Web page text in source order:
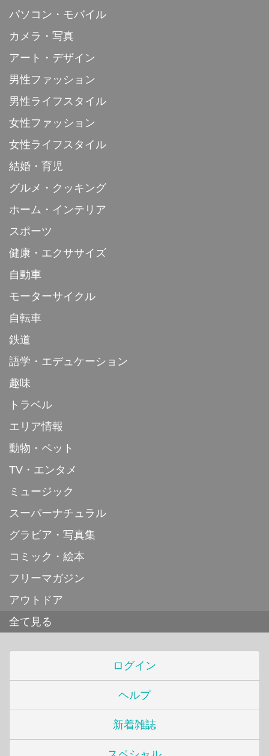
パソコン・モバイル
カメラ・写真
アート・デザイン
男性ファッション
男性ライフスタイル
女性ファッション
女性ライフスタイル
結婚・育児
グルメ・クッキング
ホーム・インテリア
スポーツ
健康・エクササイズ
自動車
モーターサイクル
自転車
鉄道
語学・エデュケーション
趣味
トラベル
エリア情報
動物・ペット
TV・エンタメ
ミュージック
スーパーナチュラル
グラビア・写真集
コミック・絵本
フリーマガジン
アウトドア
全て見る
ログイン
ヘルプ
新着雑誌